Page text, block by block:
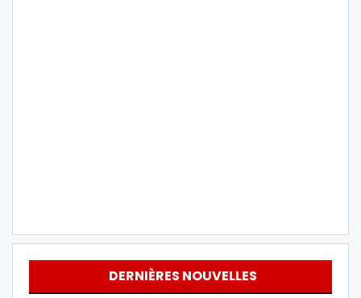
DERNIÈRES NOUVELLES